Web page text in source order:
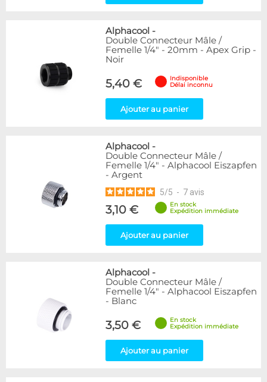
Alphacool -
Double Connecteur Mâle /
Femelle 1/4" - 20mm - Apex Grip -
Noir
5,40 €
Indisponible
Délai inconnu
Ajouter au panier
Alphacool -
Double Connecteur Mâle /
Femelle 1/4" - Alphacool Eiszapfen
- Argent
5/5 - 7 avis
3,10 €
En stock
Expédition immédiate
Ajouter au panier
Alphacool -
Double Connecteur Mâle /
Femelle 1/4" - Alphacool Eiszapfen
- Blanc
3,50 €
En stock
Expédition immédiate
Ajouter au panier